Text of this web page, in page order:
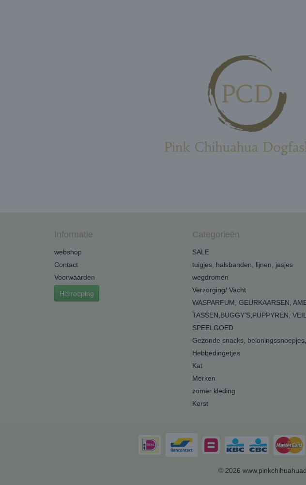
Informatie
webshop
Contact
Voorwaarden
Herroeping
Categorieën
SALE
tuigjes, halsbanden, lijnen, jasjes
wegdromen
Verzorging/ Vacht
WASPARFUM, GEURKAARSEN,
TASSEN,BUGGY'S,PUPPYREN,
SPEELGOED
Gezonde snacks,
Hebbedingetjes
Kat
Merken
zomer kleding
Kerst
© 2026